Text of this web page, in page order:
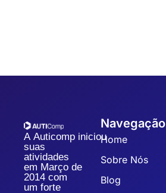
A Auticomp iniciou
suas
atividades
em Março de
2014 com
um forte
Navegação
Home
Sobre Nós
Blog